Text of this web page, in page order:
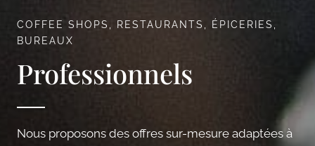
COFFEE SHOPS, RESTAURANTS, ÉPICERIES,
BUREAUX
Professionnels
Nous proposons des offres sur-mesure adaptées à